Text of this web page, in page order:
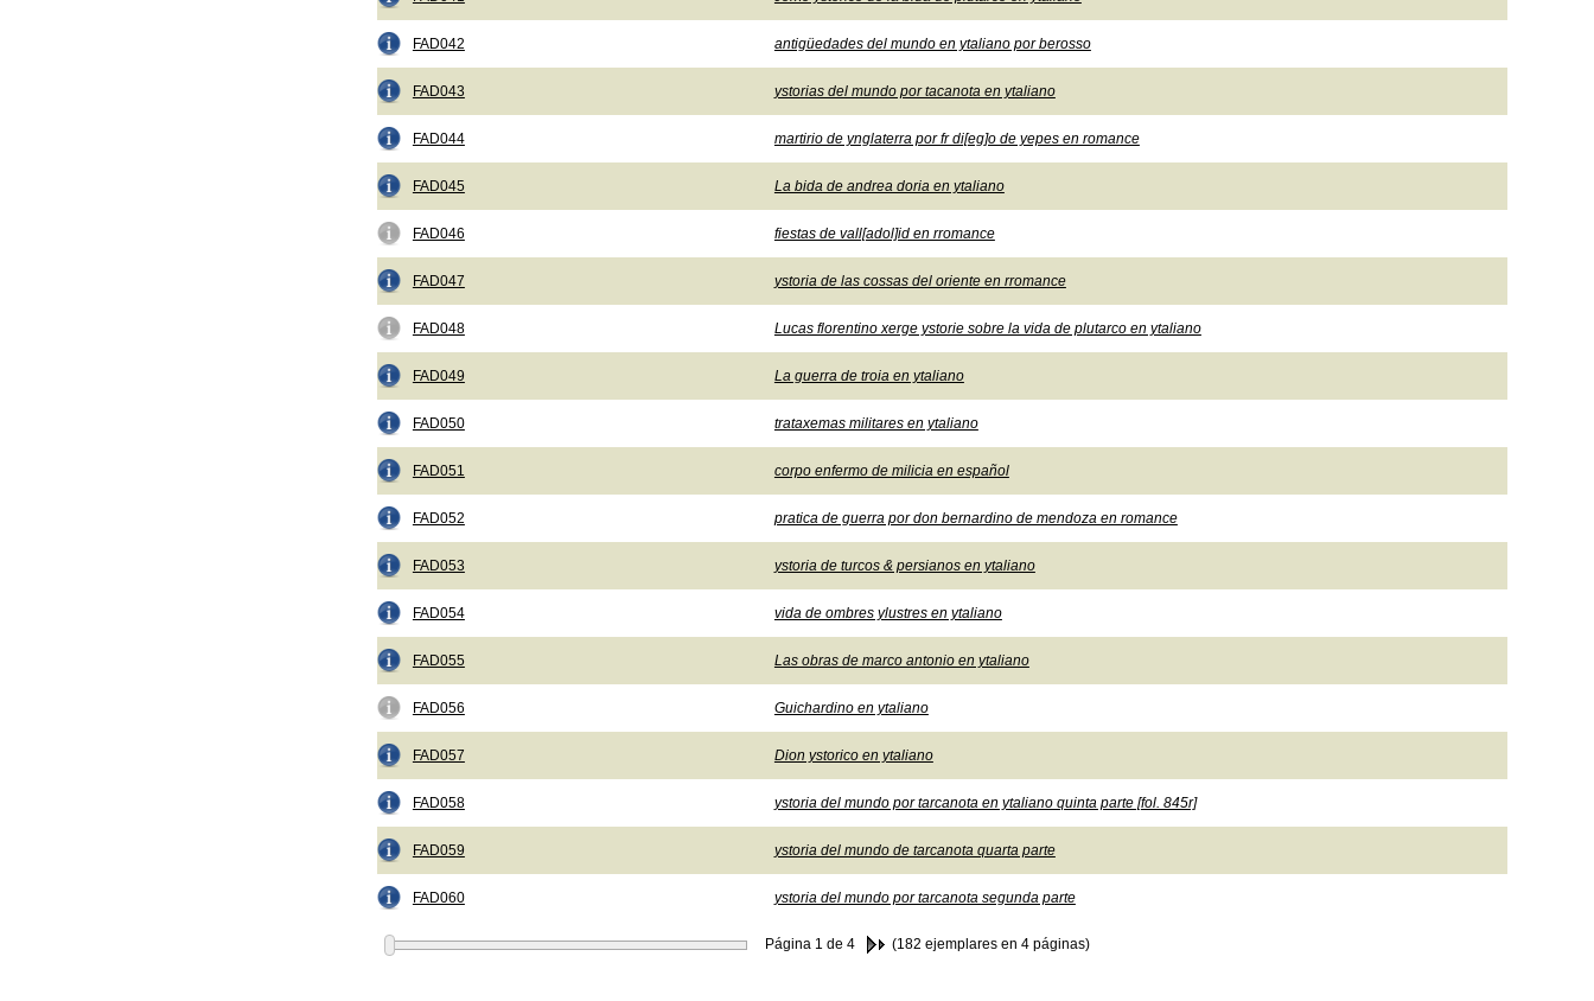
FAD042 antigüedades del mundo en ytaliano por berosso
FAD043 ystorias del mundo por tacanota en ytaliano
FAD044 martirio de ynglaterra por fr di[eg]o de yepes en romance
FAD045 La bida de andrea doria en ytaliano
FAD046 fiestas de vall[adol]id en rromance
FAD047 ystoria de las cossas del oriente en rromance
FAD048 Lucas florentino xerge ystorie sobre la vida de plutarco en ytaliano
FAD049 La guerra de troia en ytaliano
FAD050 trataxemas militares en ytaliano
FAD051 corpo enfermo de milicia en español
FAD052 pratica de guerra por don bernardino de mendoza en romance
FAD053 ystoria de turcos & persianos en ytaliano
FAD054 vida de ombres ylustres en ytaliano
FAD055 Las obras de marco antonio en ytaliano
FAD056 Guichardino en ytaliano
FAD057 Dion ystorico en ytaliano
FAD058 ystoria del mundo por tarcanota en ytaliano quinta parte [fol. 845r]
FAD059 ystoria del mundo de tarcanota quarta parte
FAD060 ystoria del mundo por tarcanota segunda parte
Página 1 de 4 (182 ejemplares en 4 páginas)